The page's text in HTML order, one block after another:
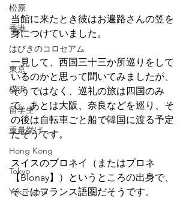
松原
香港
はびきのコロセアム
東京
横浜
留学生
重量挙げ
Hong Kong
Tokyo
Yokohama
当館に来たとき彼はお遍路さんの笠を
身につけていました。
一見して、西国三十三か所巡りをして
いるのかと思って聞いてみましたが、
そうではなく、巡礼の旅は四国のみ
で、あとは大阪、奈良などを巡り、そ
の後は自転車ごと船で韓国に渡る予定
だそうです。
スイスのブロネイ（またはブロネ
【Blonay】）というところの出身で、
そこはフランス語圏だそうです。